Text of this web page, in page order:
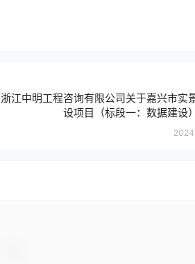
浙江中明工程咨询有限公司关于嘉兴市实
设项目（标段一：数据建设